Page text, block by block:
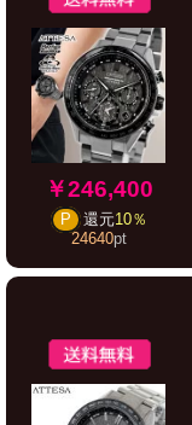
￥246,400
P 還元10％
24640pt